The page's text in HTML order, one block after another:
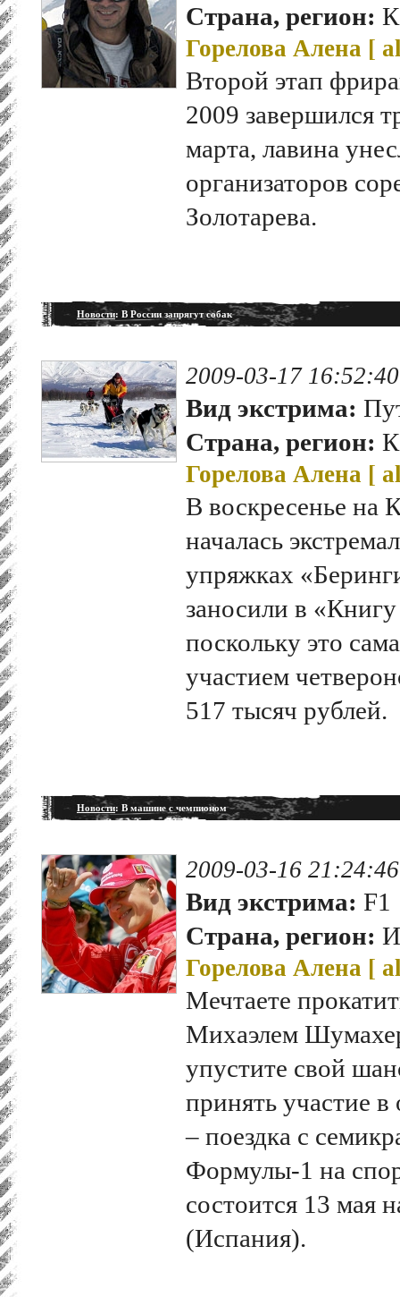
Страна, регион:
Горелова Алена [
Второй этап
2009 завершился
марта, лавина
организаторов
Золотарева.
Новости: В России запрягут собак
2009-03-17 16:52:40
Вид экстрима:
Страна, регион:
Горелова Алена [
В воскресенье на
началась
упряжках
заносили в
поскольку это
участием
517 тысяч рублей.
Новости: В машине с чемпионом
2009-03-16 21:24:46
Вид экстрима: F1
Страна, регион:
Горелова Алена [
Мечтаете
Михаэлем
упустите свой
принять участие
– поездка с
Формулы-1 на
состоится 13 мая
(Испания).